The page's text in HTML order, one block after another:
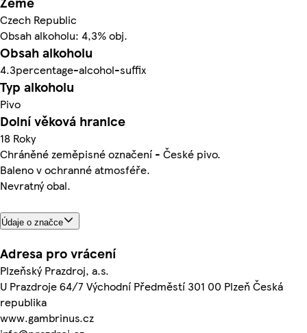
Czech Republic
Obsah alkoholu: 4,3% obj.
Obsah alkoholu
4.3percentage-alcohol-suffix
Typ alkoholu
Pivo
Dolní věková hranice
18 Roky
Chráněné zeměpisné označení - České pivo.
Baleno v ochranné atmosféře.
Nevratný obal.
Údaje o značce
Adresa pro vrácení
Plzeňský Prazdroj, a.s.
U Prazdroje 64/7 Východní Předměstí 301 00 Plzeň Česká
republika
www.gambrinus.cz